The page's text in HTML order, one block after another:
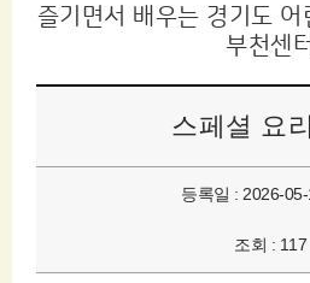
즐기면서 배우는 경기도
부천센터
스페셜 요
등록일 : 2026-
조회 : 117